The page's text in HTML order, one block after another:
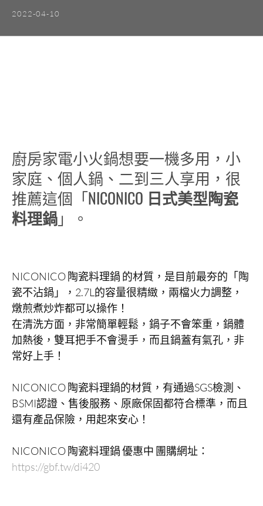
2022-04-10
廚房家電小火鍋想要一機多用，小
家庭、個人鍋、二到三人享用，很
推薦這個「NICONICO 日式美型陶瓷
料理鍋」。
NICONICO 陶瓷料理鍋 的材質，是目前最夯的「陶
瓷不沾鍋」，2.7L的容量很精緻，兩檔火力調整，
燉煎煮炒炸都可以操作！
在清洗方面，非常簡單輕鬆，鍋子不會笨重，鍋體
加熱後，雙耳把手不會燙手，而且鍋蓋有氣孔，非
常好上手！
NICONICO 陶瓷料理鍋的材質，有通過SGS檢測、
BSMI認證、售後服務、原廠保固都符合標準，而且
還有產品保險，用起來安心！
NICONICO 陶瓷料理鍋 優惠中 團購網址：
https://gbf.tw/di420